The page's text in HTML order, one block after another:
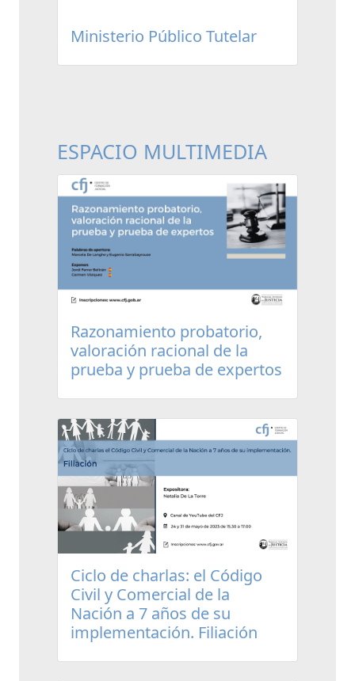
Ministerio Público Tutelar
ESPACIO MULTIMEDIA
Razonamiento probatorio,
valoración racional de la
prueba y prueba de expertos
Ciclo de charlas: el Código
Civil y Comercial de la
Nación a 7 años de su
implementación. Filiación